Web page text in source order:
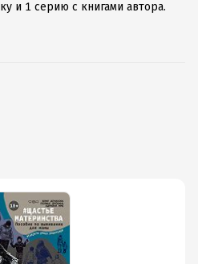
и 1 серию с книгами автора.
с любимыми произведениями